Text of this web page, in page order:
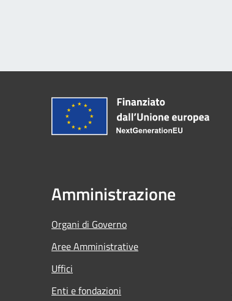
Amministrazione
Organi di Governo
Aree Amministrative
Uffici
Enti e fondazioni